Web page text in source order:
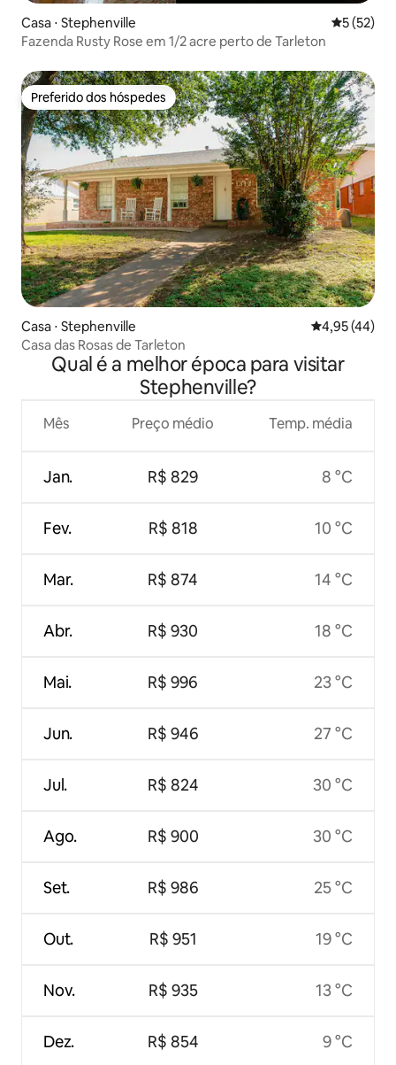
Casa ⋅ Stephenville 5 de uma
5 (52)
Fazenda Rusty Rose em 1/2 acre perto de Tarleton
Preferido dos hóspedes
Preferido dos hóspedes
Casa ⋅ Stephenville 4,95 de uma
4,95 (44)
Casa das Rosas de Tarleton
Qual é a melhor época para visitar
Stephenville?
Mês
Jan.
Fev.
Mar.
Abr.
Mai.
Jun.
Jul.
Ago.
Set.
Out.
Nov.
Dez.
Preço médio
R$ 829
R$ 818
R$ 874
R$ 930
R$ 996
R$ 946
R$ 824
R$ 900
R$ 986
R$ 951
R$ 935
R$ 854
Temp. média
8 °C
10 °C
14 °C
18 °C
23 °C
27 °C
30 °C
30 °C
25 °C
19 °C
13 °C
9 °C